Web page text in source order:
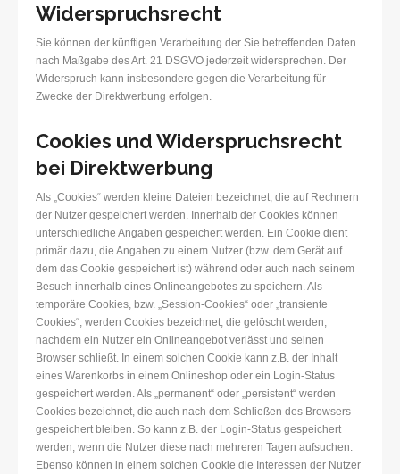
Widerspruchsrecht
Sie können der künftigen Verarbeitung der Sie betreffenden Daten
nach Maßgabe des Art. 21 DSGVO jederzeit widersprechen. Der
Widerspruch kann insbesondere gegen die Verarbeitung für
Zwecke der Direktwerbung erfolgen.
Cookies und Widerspruchsrecht
bei Direktwerbung
Als „Cookies“ werden kleine Dateien bezeichnet, die auf Rechnern
der Nutzer gespeichert werden. Innerhalb der Cookies können
unterschiedliche Angaben gespeichert werden. Ein Cookie dient
primär dazu, die Angaben zu einem Nutzer (bzw. dem Gerät auf
dem das Cookie gespeichert ist) während oder auch nach seinem
Besuch innerhalb eines Onlineangebotes zu speichern. Als
temporäre Cookies, bzw. „Session-Cookies“ oder „transiente
Cookies“, werden Cookies bezeichnet, die gelöscht werden,
nachdem ein Nutzer ein Onlineangebot verlässt und seinen
Browser schließt. In einem solchen Cookie kann z.B. der Inhalt
eines Warenkorbs in einem Onlineshop oder ein Login-Status
gespeichert werden. Als „permanent“ oder „persistent“ werden
Cookies bezeichnet, die auch nach dem Schließen des Browsers
gespeichert bleiben. So kann z.B. der Login-Status gespeichert
werden, wenn die Nutzer diese nach mehreren Tagen aufsuchen.
Ebenso können in einem solchen Cookie die Interessen der Nutzer